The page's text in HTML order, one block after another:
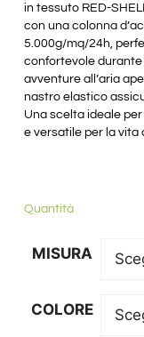
in tessuto RED-
con una colonna
5.000g/mq/24h,
confortevole durante
avventure all’aria
nastro elastico
Una scelta ideale
e versatile per la vita
Quantità
MISURA
COLORE